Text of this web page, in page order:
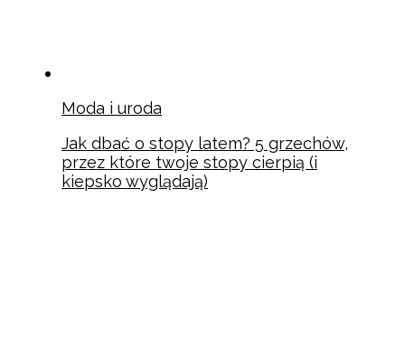
Moda i uroda
Jak dbać o stopy latem? 5 grzechów,
przez które twoje stopy cierpią (i
kiepsko wyglądają)